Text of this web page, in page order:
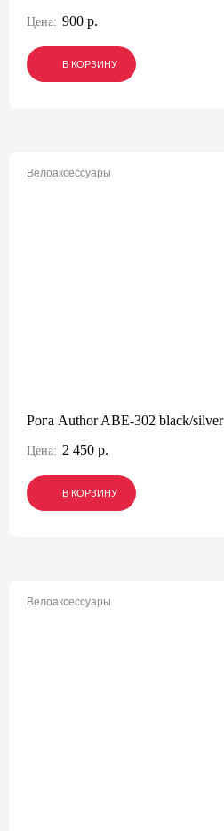
Цена: 900 р.
В КОРЗИНУ
В КОРЗИНУ
В КОРЗИНУ
Велоаксессуары
Рога Author ABE-302 black/silver
Цена: 2 450 р.
В КОРЗИНУ
В КОРЗИНУ
В КОРЗИНУ
Велоаксессуары